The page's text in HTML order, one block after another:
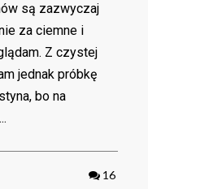
są zazwyczaj
za ciemne i
Z czystej
jednak próbkę
bo na
16